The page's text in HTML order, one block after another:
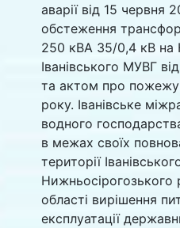
аварії від 15 червня
обстеження
250 кВА 35/0,4 кВ
Іванівського МУВГ
та актом про пожежу
року. Іванівське
водного
в межах своїх
території
Нижньосірогозького
області вирішення
експлуатації